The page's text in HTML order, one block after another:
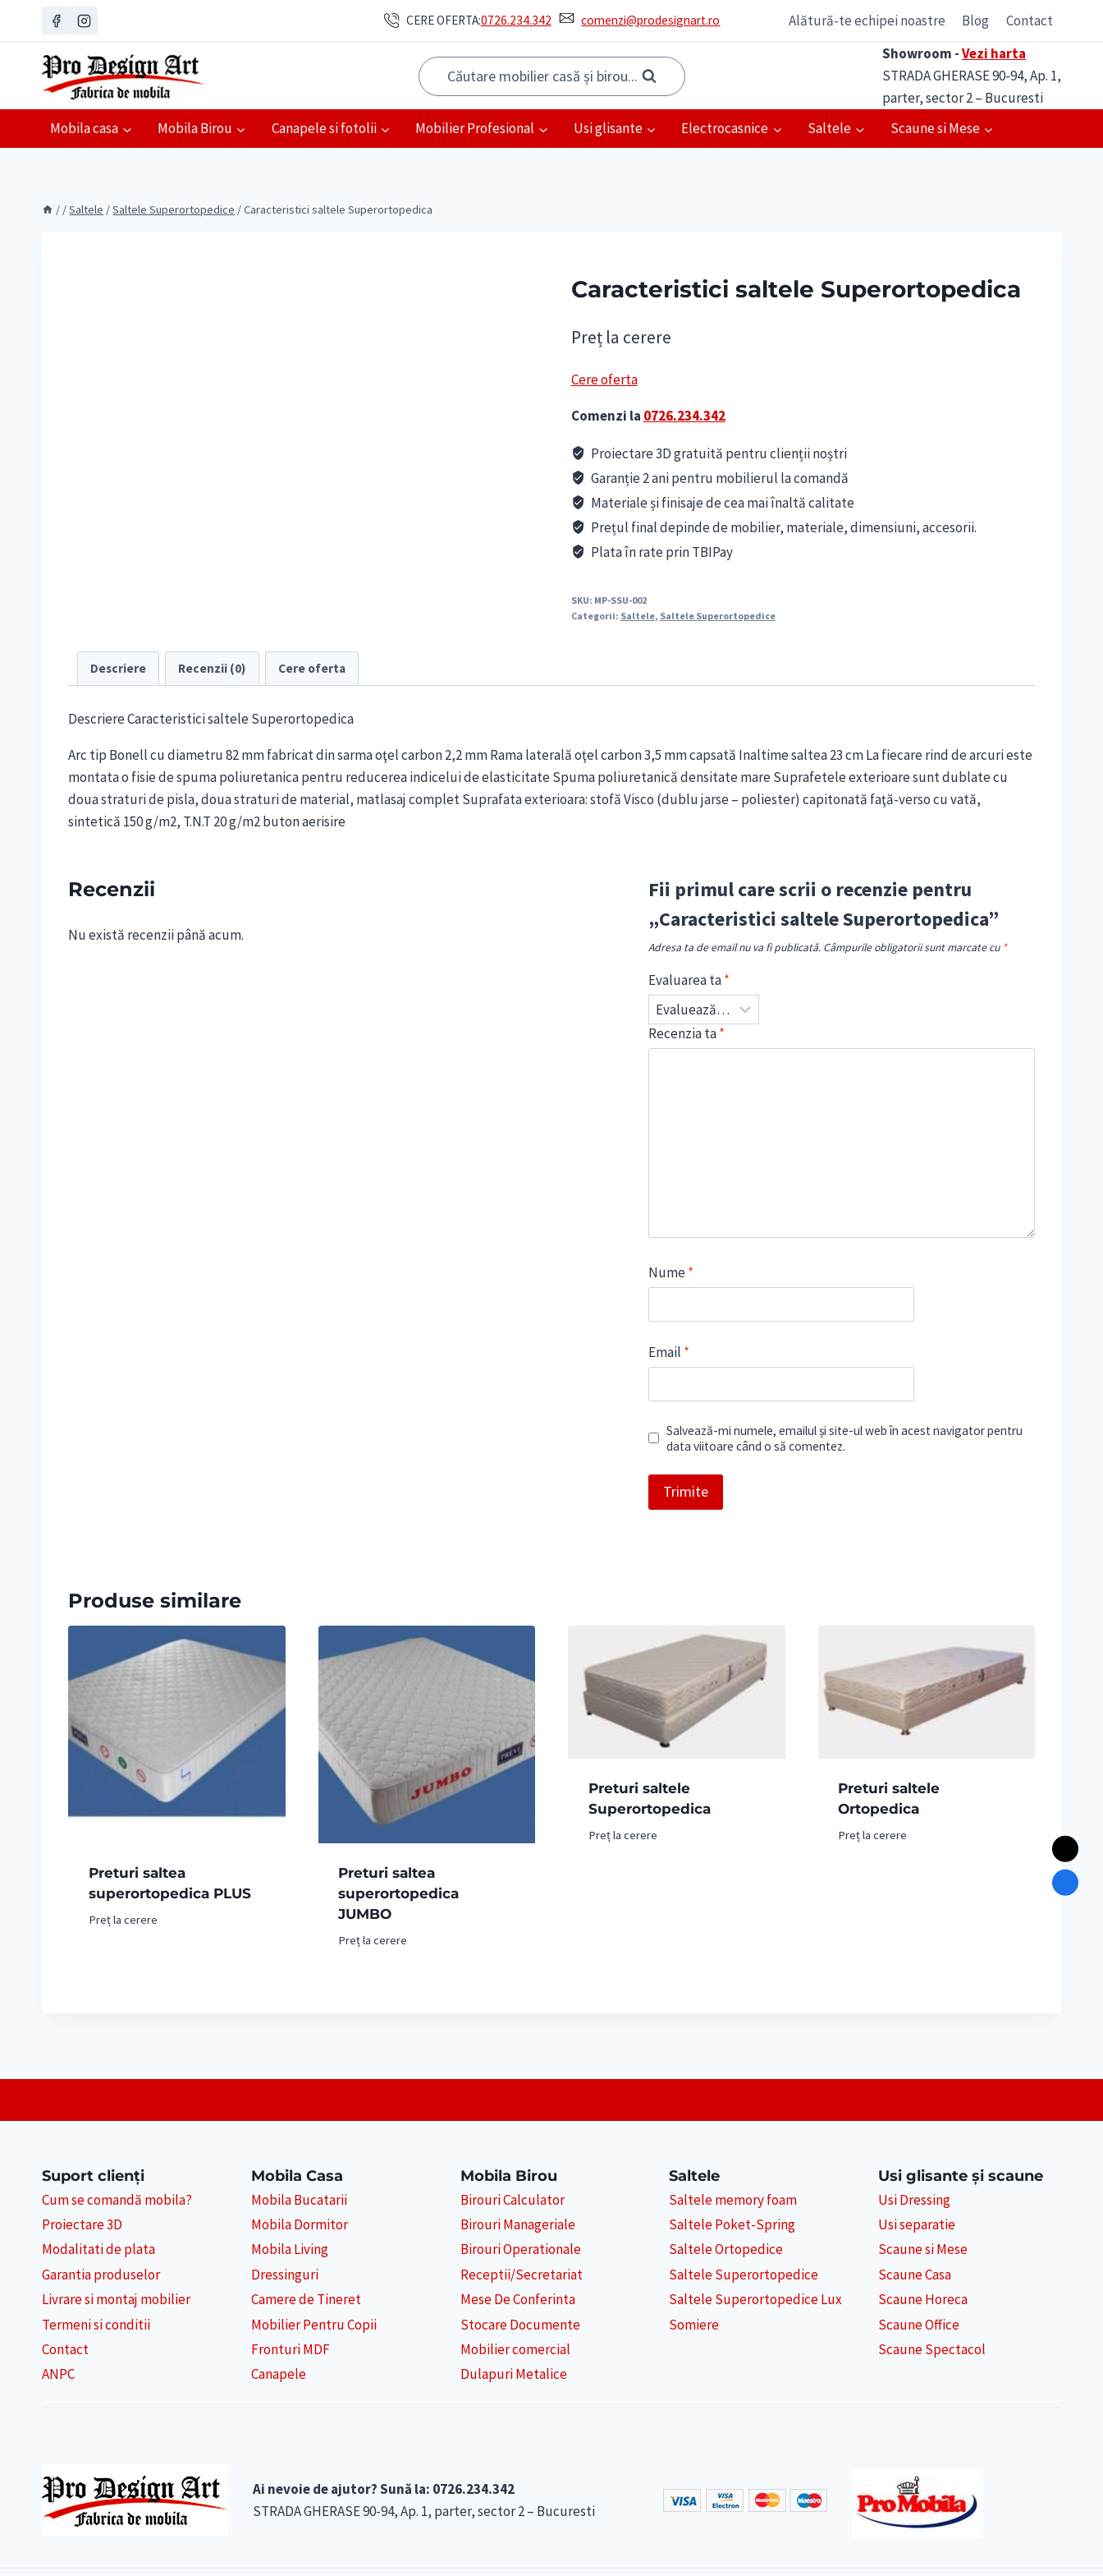
content
CERE OFERTA:0726.234.342 comenzi@prodesignart.ro Alătură-te echipei noastre Blog Contact
Căutare mobilier casă și birou...
Showroom -Vezi harta
STRADA GHERASE 90-94, Ap. 1,
parter, sector 2 – Bucuresti
Mobila casa
Mobila Birou Canapele si fotolii Mobilier Profesional Usi glisante Electrocasnice Saltele Scaune si Mese
/ /Saltele /Saltele Superortopedice /Caracteristici saltele Superortopedica
Caracteristici saltele Superortopedica
Preț la cerere
Cere oferta
Comenzi la 0726.234.342
Proiectare 3D gratuită pentru clienții noștri
Garanție 2 ani pentru mobilierul la comandă
Materiale și finisaje de cea mai înaltă calitate
Prețul final depinde de mobilier, materiale, dimensiuni, accesorii.
Plata în rate prin TBIPay
SKU: MP-SSU-002
Categorii: Saltele, Saltele Superortopedice
Descriere Recenzii (0) Cere oferta
Descriere Caracteristici saltele Superortopedica
Arc tip Bonell cu diametru 82 mm fabricat din sarma oţel carbon 2,2 mm Rama laterală oţel carbon 3,5 mm capsată Inaltime saltea 23 cm La fiecare rind de arcuri este
montata o fisie de spuma poliuretanica pentru reducerea indicelui de elasticitate Spuma poliuretanică densitate mare Suprafetele exterioare sunt dublate cu
doua straturi de pisla, doua straturi de material, matlasaj complet Suprafata exterioara: stofă Visco (dublu jarse – poliester) capitonată faţă-verso cu vată,
sintetică 150 g/m2, T.N.T 20 g/m2 buton aerisire
Recenzii
Nu există recenzii până acum.
Fii primul care scrii o recenzie pentru
„Caracteristici saltele Superortopedica”
Adresa ta de email nu va fi publicată. Câmpurile obligatorii sunt marcate cu *
Evaluarea ta*
Recenzia ta*
Nume*
Email *
Salvează-mi numele, emailul și site-ul web în acest navigator pentru
data viitoare când o să comentez.
Produse similare
Preturi saltea
superortopedica PLUS
Preț la cerere
Preturi saltea
superortopedica
JUMBO
Preț la cerere
Preturi saltele
Superortopedica
Preț la cerere
Preturi saltele
Ortopedica
Preț la cerere
Suport clienți
Cum se comandă mobila?
Proiectare 3D
Modalitati de plata
Garantia produselor
Livrare si montaj mobilier
Termeni si conditii
Contact
ANPC
Mobila Casa
Mobila Bucatarii
Mobila Dormitor
Mobila Living
Dressinguri
Camere de Tineret
Mobilier Pentru Copii
Fronturi MDF
Canapele
Mobila Birou
Birouri Calculator
Birouri Manageriale
Birouri Operationale
Receptii/Secretariat
Mese De Conferinta
Stocare Documente
Mobilier comercial
Dulapuri Metalice
Saltele
Saltele memory foam
Saltele Poket-Spring
Saltele Ortopedice
Saltele Superortopedice
Saltele Superortopedice Lux
Somiere
Usi glisante și scaune
Usi Dressing
Usi separatie
Scaune si Mese
Scaune Casa
Scaune Horeca
Scaune Office
Scaune Spectacol
Ai nevoie de ajutor? Sună la: 0726.234.342
STRADA GHERASE 90-94, Ap. 1, parter, sector 2 – Bucuresti